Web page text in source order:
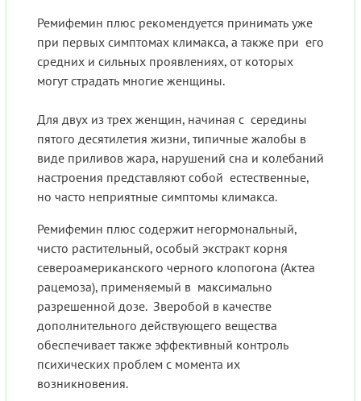
Ремифемин плюс рекомендуется принимать уже
при первых симптомах климакса, а также при его
средних и сильных проявлениях, от которых
могут страдать многие женщины.
Для двух из трех женщин, начиная с середины
пятого десятилетия жизни, типичные жалобы в
виде приливов жара, нарушений сна и колебаний
настроения представляют собой естественные,
но часто неприятные симптомы климакса.
Ремифемин плюс содержит негормональный,
чисто растительный, особый экстракт корня
североамериканского черного клопогона (Актеа
рацемоза), применяемый в максимально
разрешенной дозе. Зверобой в качестве
дополнительного действующего вещества
обеспечивает также эффективный контроль
психических проблем с момента их
возникновения.